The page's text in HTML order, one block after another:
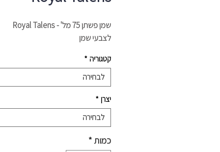
שמן פשתן 75 מל' - Royal Talens
לצבעי שמן
קטגוריה *
לבחירה
יצרן *
לבחירה
כמות*